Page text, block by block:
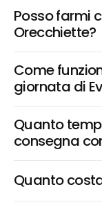
Posso farmi
Orecchiette?
Come
giornata di
Quanto
consegna
Quanto